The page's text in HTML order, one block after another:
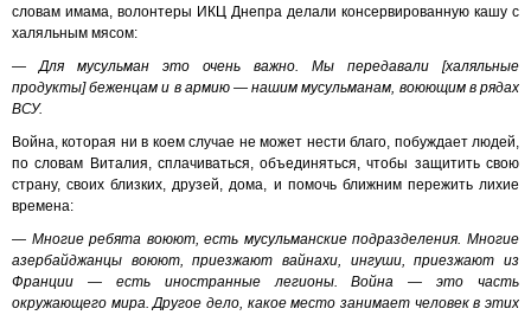
словам имама, волонтеры ИКЦ Днепра делали консервированную кашу с
халяльным мясом:
— Для мусульман это очень важно. Мы передавали [халяльные
продукты] беженцам и в армию — нашим мусульманам, воюющим в рядах
ВСУ.
Война, которая ни в коем случае не может нести благо, побуждает людей,
по словам Виталия, сплачиваться, объединяться, чтобы защитить свою
страну, своих близких, друзей, дома, и помочь ближним пережить лихие
времена:
— Многие ребята воюют, есть мусульманские подразделения. Многие
азербайджанцы воюют, приезжают вайнахи, ингуши, приезжают из
Франции — есть иностранные легионы. Война — это часть
окружающего мира. Другое дело, какое место занимает человек в этих